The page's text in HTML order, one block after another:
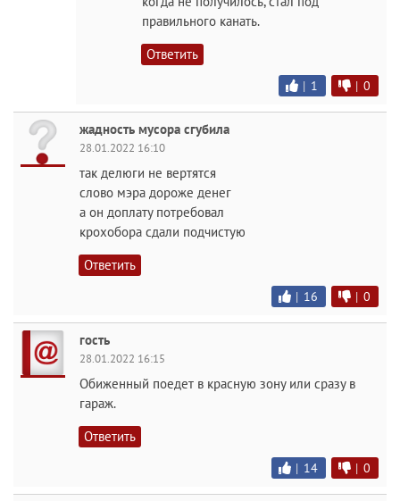
правильного канать.
Ответить
| 1 | 0
жадность мусора сгубила
28.01.2022 16:10
так делюги не вертятся
слово мэра дороже денег
а он доплату потребовал
крохобора сдали подчистую
Ответить
| 16 | 0
гость
28.01.2022 16:15
Обиженный поедет в красную зону или сразу в
гараж.
Ответить
| 14 | 0